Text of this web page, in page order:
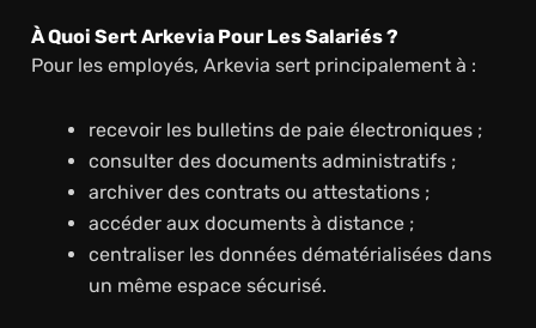
À Quoi Sert Arkevia Pour Les Salariés ?
Pour les employés, Arkevia sert principalement à :
recevoir les bulletins de paie électroniques ;
consulter des documents administratifs ;
archiver des contrats ou attestations ;
accéder aux documents à distance ;
centraliser les données dématérialisées dans
un même espace sécurisé.